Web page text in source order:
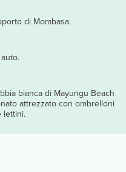
di Mombasa.
bianca di Mayungu Beach
attrezzato con ombrelloni
lettini.